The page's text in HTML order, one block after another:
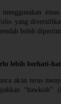
yang
boleh
lebih berhati-
akan terus
“hawkish”